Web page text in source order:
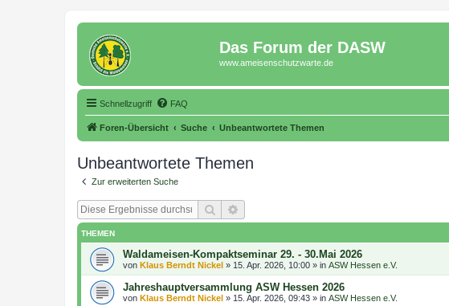
Das Forum der DASW
www.ameisenschutzwarte.de
Schnellzugriff FAQ
Foren-Übersicht Suche Unbeantwortete Themen
Unbeantwortete Themen
Zur erweiterten Suche
Suche
THEMEN
Waldameisen-Kompaktseminar 29. - 30.Mai 2026
von Klaus Berndt Nickel » 15. Apr. 2026, 10:00 » in ASW Hessen e.V.
Jahreshauptversammlung ASW Hessen 2026
von Klaus Berndt Nickel » 15. Apr. 2026, 09:43 » in ASW Hessen e.V.